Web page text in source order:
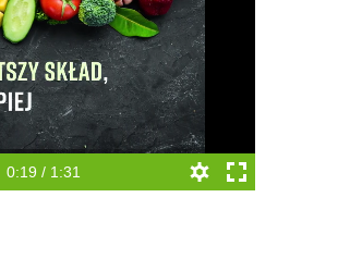
0:20 / 1:31